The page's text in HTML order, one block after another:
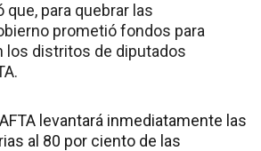
para quebrar las
prometió fondos para
los distritos de diputados
levantará inmediatamente las
al 80 por ciento de las